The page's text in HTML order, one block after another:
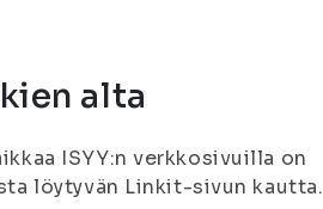
alta
ISYY:n verkkosivuilla on
löytyvän Linkit-sivun kautta.